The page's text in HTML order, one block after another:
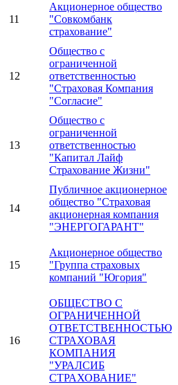
11
Акционерное общество
"Совкомбанк
страхование"
12
Общество с
ограниченной
ответственностью
"Страховая Компания
"Согласие"
13
Общество с
ограниченной
ответственностью
"Капитал Лайф
Страхование Жизни"
14
Публичное акционерное
общество "Страховая
акционерная компания
"ЭНЕРГОГАРАНТ"
15
Акционерное общество
"Группа страховых
компаний "Югория"
16
ОБЩЕСТВО С
ОГРАНИЧЕННОЙ
ОТВЕТСТВЕННОСТЬЮ
СТРАХОВАЯ
КОМПАНИЯ
"УРАЛСИБ
СТРАХОВАНИЕ"